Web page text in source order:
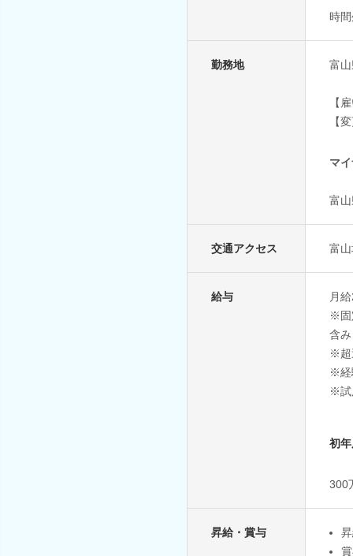
時
勤務地 富
【
【
マ
富
交通アクセス 富
給与
月
※固
含
※超
※経
※試
初
300
昇給・賞与